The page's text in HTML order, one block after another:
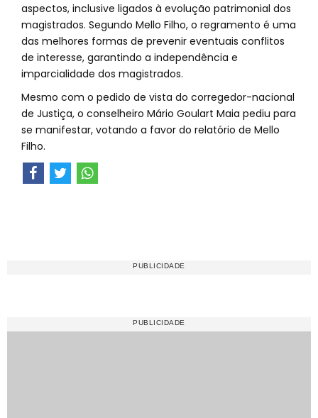
aspectos, inclusive ligados à evolução patrimonial dos
magistrados. Segundo Mello Filho, o regramento é uma
das melhores formas de prevenir eventuais conflitos
de interesse, garantindo a independência e
imparcialidade dos magistrados.
Mesmo com o pedido de vista do corregedor-nacional
de Justiça, o conselheiro Mário Goulart Maia pediu para
se manifestar, votando a favor do relatório de Mello
Filho.